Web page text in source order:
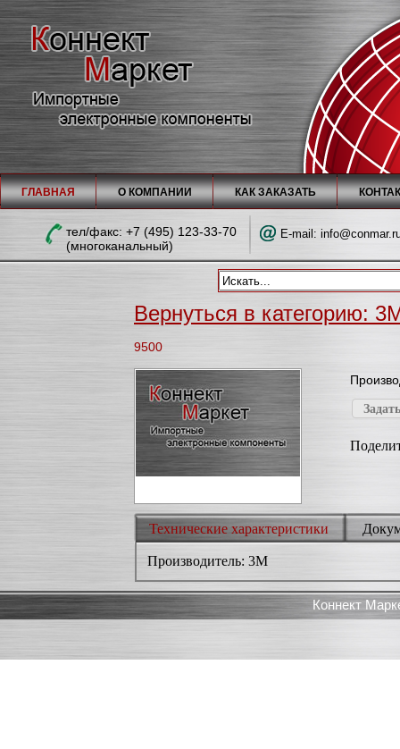
ГЛАВНАЯ О КОМПАНИИ КАК ЗАКАЗАТЬ
тел/факc: +7 (495) 123-33-70
(многоканальный)
E-mail:
Вернуться в категорию:
9500
Технические характеристики
Производитель: 3M
Коннект